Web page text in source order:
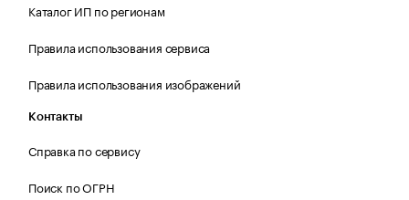
Каталог ИП по регионам
Правила использования сервиса
Правила использования изображений
Контакты
Справка по сервису
Поиск по ОГРН